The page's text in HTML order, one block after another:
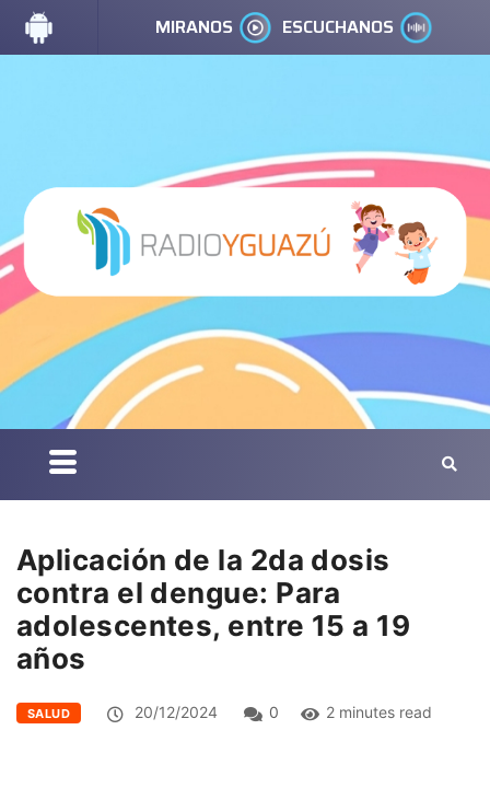
MIRANOS ESCUCHANOS
Aplicación de la 2da dosis
contra el dengue: Para
adolescentes, entre 15 a 19
años
SALUD 20/12/2024 0 2 minutes read